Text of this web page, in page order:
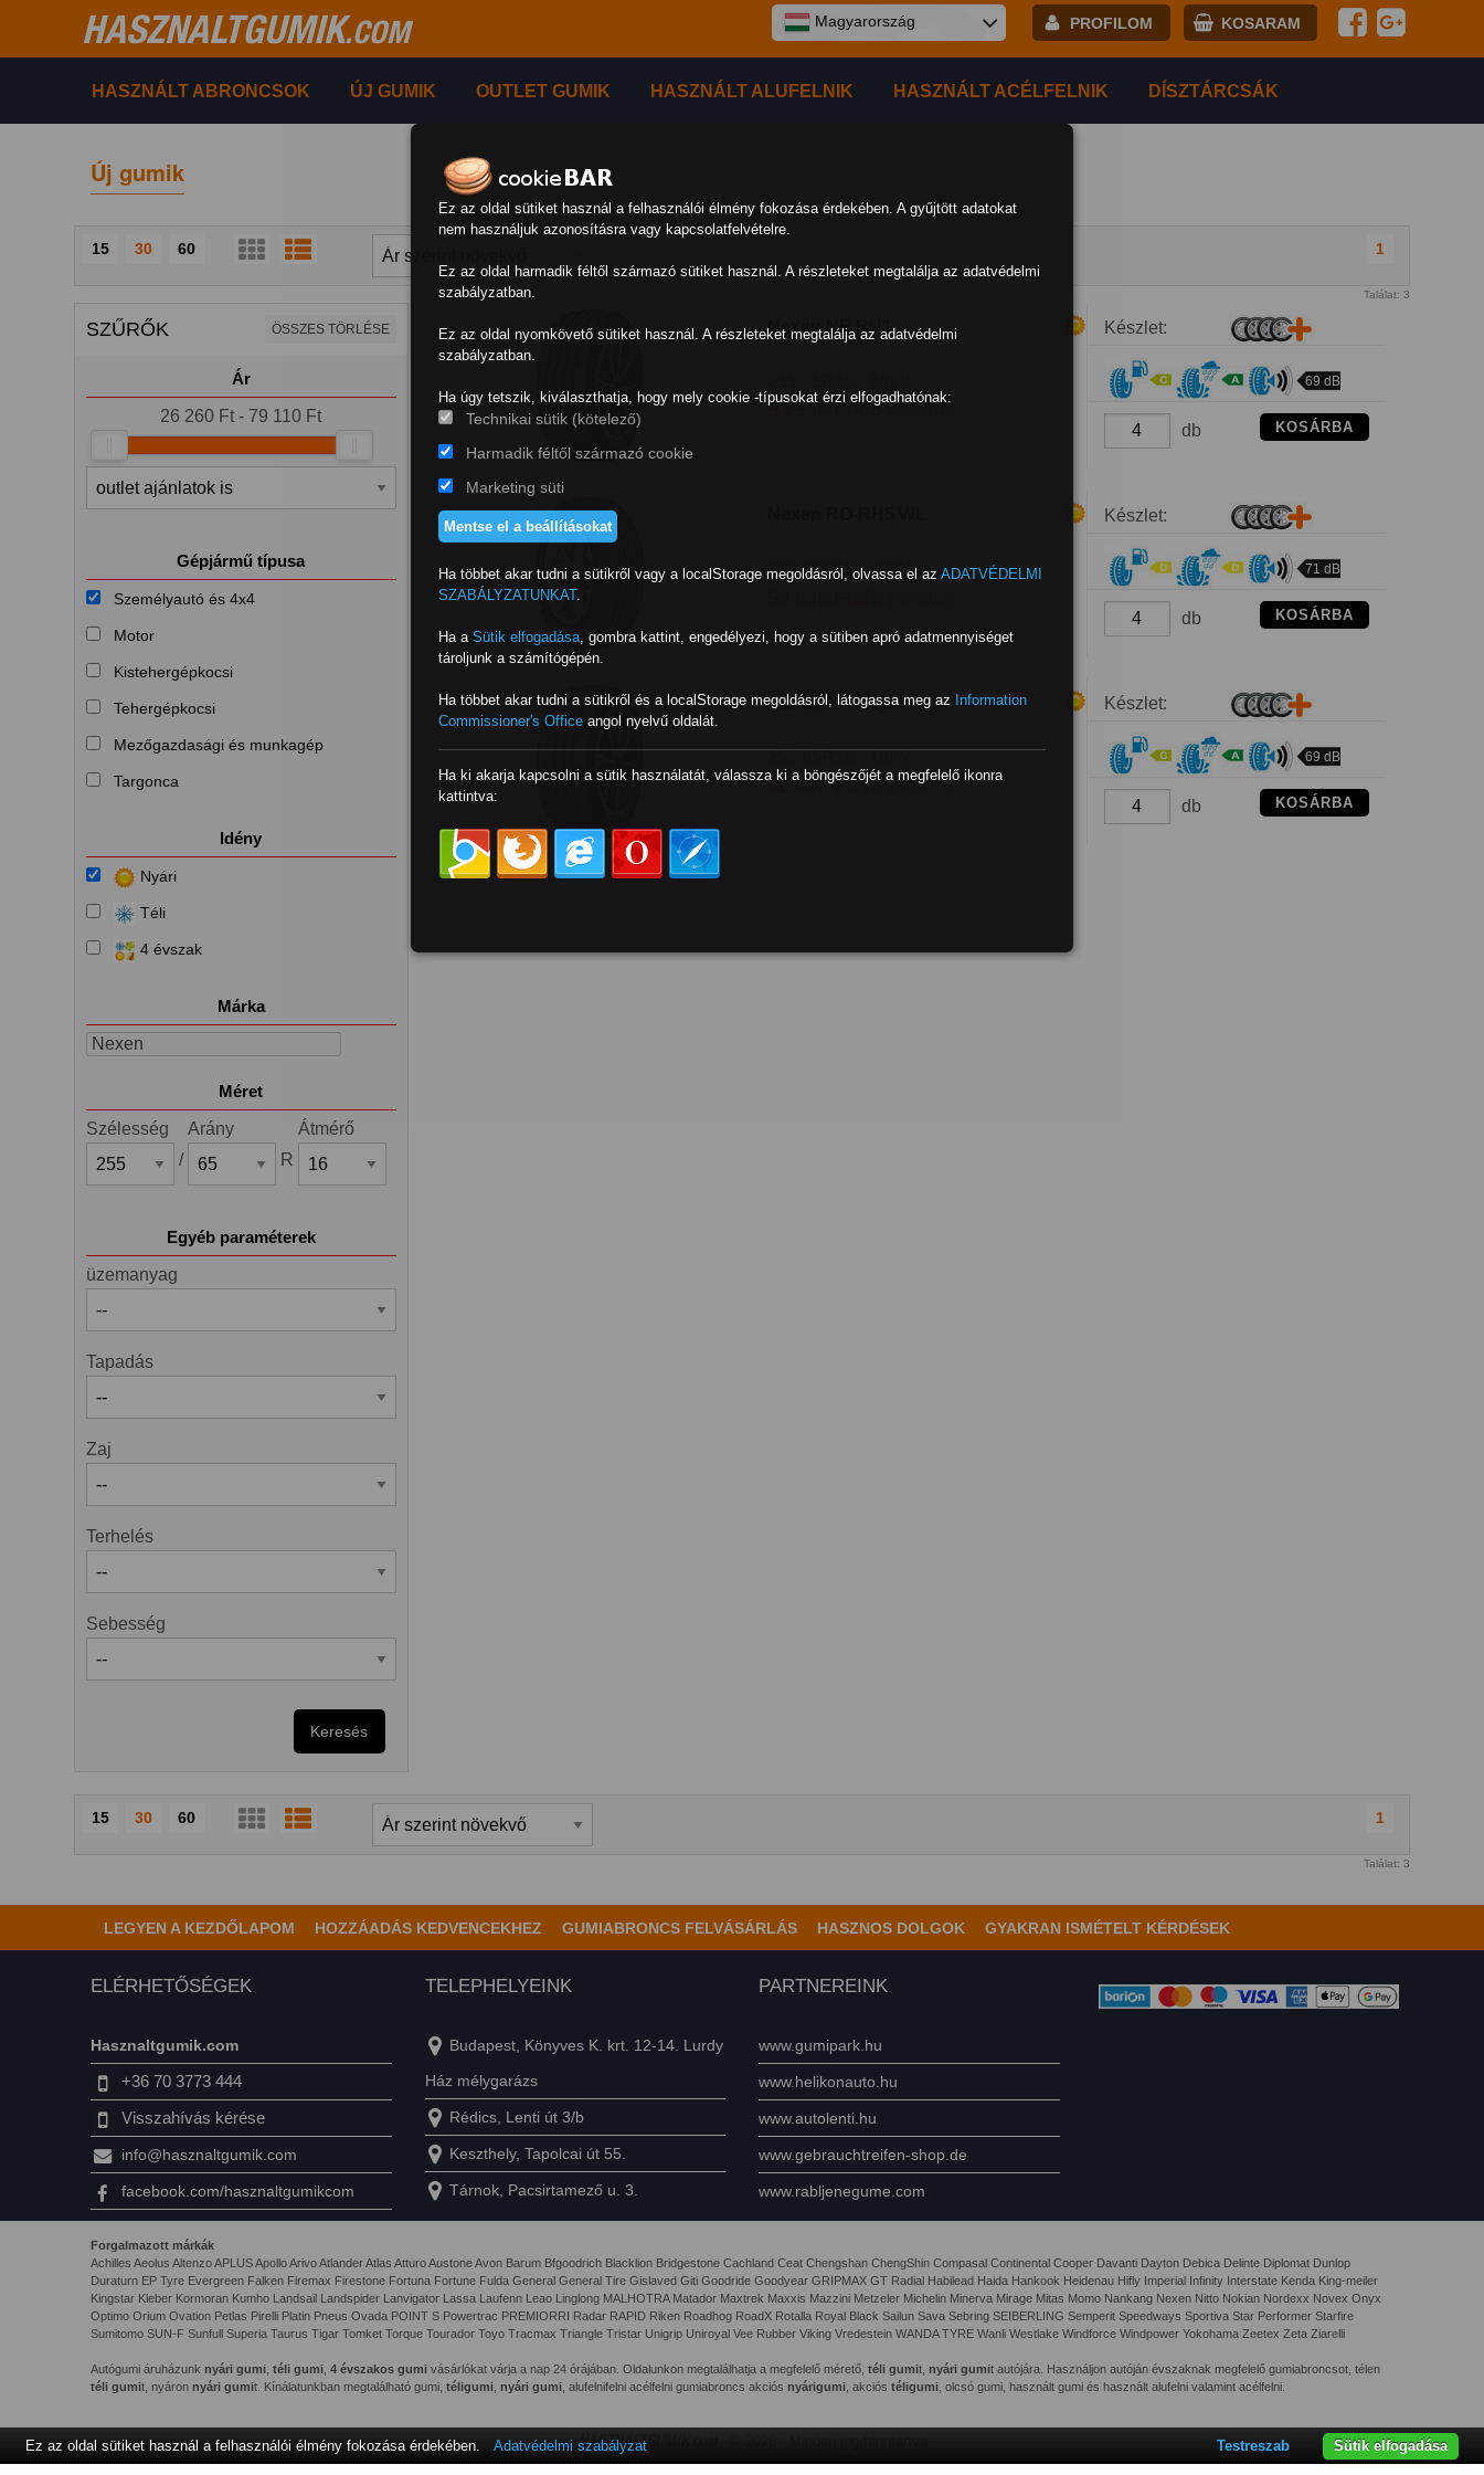
HASZNALTGUMIK.COM PROFILOM KOSARAM
Jelszó:
Magyarország
HASZNÁLT ABRONCSOK ÚJ GUMIK OUTLET GUMIK HASZNÁLT ALUFELNIK HASZNÁLT ACÉLFELNIK DÍSZTÁRCSÁK
Új gumik
15 30 60 1
Találat: 3
SZŰRŐK ÖSSZES TÖRLÉSE
Ár
26 260 Ft - 79 110 Ft
Gépjármű típusa
Személyautó és 4x4
Motor
Kistehergépkocsi
Tehergépkocsi
Mezőgazdasági és munkagép
Targonca
Idény
Nyári
Téli
4 évszak
Márka
Nexen
Méret
Szélesség
/
Arány
R
Átmérő
Egyéb paraméterek
üzemanyag
Tapadás
Zaj
Terhelés
Sebesség
Keresés
Nexen NF-RU1
52 390 Ft/db
Készlet:
69 dB
db KOSÁRBA
255/65R16 - 109H
Készlet:
71 dB
db KOSÁRBA
Nexen NF-RU1
62 990 Ft/db (bruttó)
Készlet:
69 dB
db KOSÁRBA
15 30 60 1
Találat: 3
LEGYEN A KEZDŐLAPOM HOZZÁADÁS KEDVENCEKHEZ GUMIABRONCS FELVÁSÁRLÁS HASZNOS DOLGOK GYAKRAN ISMÉTELT KÉRDÉSEK
ELÉRHETŐSÉGEK
Hasznaltgumik.com
+36 70 3773 444
Visszahívás kérése
info@hasznaltgumik.com
facebook.com/hasznaltgumikcom
TELEPHELYEINK
Budapest, Könyves K. krt. 12-14. Lurdy
Ház mélygarázs
Rédics, Lenti út 3/b
Keszthely, Tapolcai út 55.
Tárnok, Pacsirtamező u. 3.
PARTNEREINK
www.gumipark.hu
www.helikonauto.hu
www.autolenti.hu
www.gebrauchtreifen-shop.de
www.rabljenegume.com
Forgalmazott márkák
Achilles Aeolus Altenzo APLUS Apollo Arivo Atlander Atlas Atturo Austone Avon Barum Bfgoodrich Blacklion Bridgestone Cachland Ceat Chengshan ChengShin Compasal Continental Cooper Davanti Dayton Debica Delinte Diplomat Dunlop
Duraturn EP Tyre Evergreen Falken Firemax Firestone Fortuna Fortune Fulda General General Tire Gislaved Giti Goodride Goodyear GRIPMAX GT Radial Habilead Haida Hankook Heidenau Hifly Imperial Infinity Interstate Kenda King-meiler
Kingstar Kleber Kormoran Kumho Landsail Landspider Lanvigator Lassa Laufenn Leao Linglong MALHOTRA Matador Maxtrek Maxxis Mazzini Metzeler Michelin Minerva Mirage Mitas Momo Nankang Nexen Nitto Nokian Nordexx Novex Onyx
Optimo Orium Ovation Petlas Pirelli Platin Pneus Ovada POINT S Powertrac PREMIORRI Radar RAPID Riken Roadhog RoadX Rotalla Royal Black Sailun Sava Sebring SEIBERLING Semperit Speedways Sportiva Star Performer Starfire
Sumitomo SUN-F Sunfull Superia Taurus Tigar Tomket Torque Tourador Toyo Tracmax Triangle Tristar Unigrip Uniroyal Vee Rubber Viking Vredestein WANDA TYRE Wanli Westlake Windforce Windpower Yokohama Zeetex Zeta Ziarelli
Autógumi áruházunk nyári gumi, téli gumi, 4 évszakos gumi vásárlókat várja a nap 24 órájában. Oldalunkon megtalálhatja a megfelelő mérető, téli gumit, nyári gumit autójára. Használjon autóján évszaknak megfelelő gumiabroncsot, télen
téli gumit, nyáron nyári gumit. Kínálatunkban megtalálható gumi, téligumi, nyári gumi, alufelnifelni acélfelni gumiabroncs akciós nyárigumi, akciós téligumi, olcsó gumi, használt gumi és használt alufelni valamint acélfelni.
HASZNALTGUMIK
Ez az oldal sütiket használ a felhasználói élmény fokozása érdekében. A gyűjtött adatokat
nem használjuk azonosításra vagy kapcsolatfelvételre.
Ez az oldal harmadik féltől származó sütiket használ. A részleteket megtalálja az adatvédelmi
szabályzatban.
Ez az oldal nyomkövető sütiket használ. A részleteket megtalálja az adatvédelmi
szabályzatban.
Ha úgy tetszik, kiválaszthatja, hogy mely cookie -típusokat érzi elfogadhatónak:
Technikai sütik (kötelező)
Harmadik féltől származó cookie
Marketing süti
Mentse el a beállításokat
Ha többet akar tudni a sütikről vagy a localStorage megoldásról, olvassa el az ADATVÉDELMI
SZABÁLYZATUNKAT.
Ha a Sütik elfogadása gombra kattint, engedélyezi, hogy a sütiben apró adatmennyiséget
tároljunk a számítógépén.
Ha többet akar tudni a sütikről és a localStorage megoldásról, látogassa meg az Information
Commissioner's Office angol nyelvű oldalát.
Ha ki akarja kapcsolni a sütik használatát, válassza ki a böngészőjét a megfelelő ikonra
kattintva:
Ez az oldal sütiket használ a felhasználói élmény fokozása érdekében. Adatvédelmi szabályzat Sütik elfogadása
Testreszab